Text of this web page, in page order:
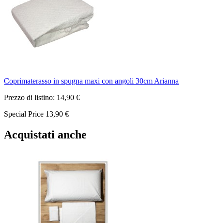
Coprimaterasso in spugna maxi con angoli 30cm Arianna
Prezzo di listino: 14,90 €
Special Price 13,90 €
Acquistati anche